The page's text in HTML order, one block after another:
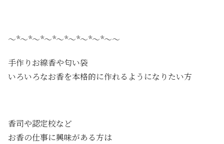
～*～*～*～*～*～*～*～*～～
手作りお線香や匂い袋
いろいろなお香を本格的に作れるようになりたい方
香司や認定校など
お香の仕事に興味がある方は